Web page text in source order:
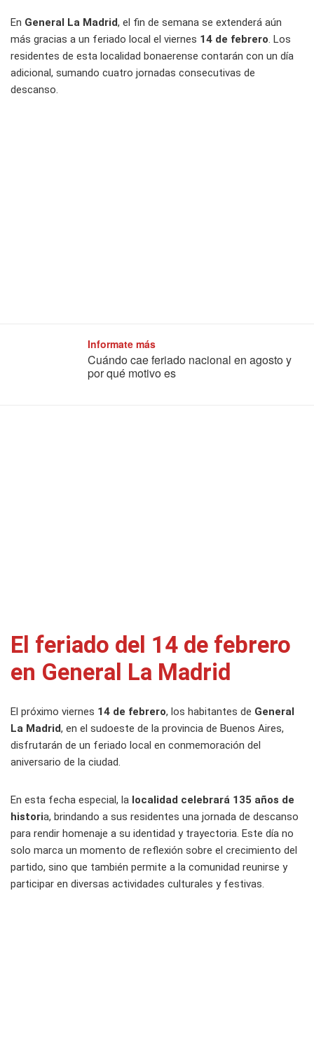
En General La Madrid, el fin de semana se extenderá aún
más gracias a un feriado local el viernes 14 de febrero. Los
residentes de esta localidad bonaerense contarán con un día
adicional, sumando cuatro jornadas consecutivas de
descanso.
Informate más
Cuándo cae feriado nacional en agosto y
por qué motivo es
El feriado del 14 de febrero
en General La Madrid
El próximo viernes 14 de febrero, los habitantes de General
La Madrid, en el sudoeste de la provincia de Buenos Aires,
disfrutarán de un feriado local en conmemoración del
aniversario de la ciudad.
En esta fecha especial, la localidad celebrará 135 años de
historia, brindando a sus residentes una jornada de descanso
para rendir homenaje a su identidad y trayectoria. Este día no
solo marca un momento de reflexión sobre el crecimiento del
partido, sino que también permite a la comunidad reunirse y
participar en diversas actividades culturales y festivas.